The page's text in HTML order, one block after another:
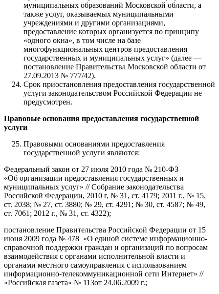
муниципальных образований Московской области, а
также услуг, оказываемых муниципальными
учреждениями и другими организациями,
предоставление которых организуется по принципу
«одного окна», в том числе на базе
многофункциональных центров предоставления
государственных и муниципальных услуг» (далее —
постановление Правительства Московской области от
27.09.2013 № 777/42).
Срок приостановления предоставления государственной
услуги законодательством Российской Федерации не
предусмотрен.
Правовые основания предоставления государственной
услуги
Правовыми основаниями предоставления
государственной услуги являются:
Федеральный закон от 27 июля 2010 года № 210-ФЗ
«Об организации предоставления государственных и
муниципальных услуг» // Собрание законодательства
Российской Федерации, 2010 г, № 31, ст. 4179; 2011 г., № 15,
ст. 2038; № 27, ст. 3880; № 29, ст. 4291; № 30, ст. 4587; № 49,
ст. 7061; 2012 г., № 31, ст. 4322);
постановление Правительства Российской Федерации от 15
июня 2009 года № 478 «О единой системе информационно-
справочной поддержки граждан и организаций по вопросам
взаимодействия с органами исполнительной власти и
органами местного самоуправления с использованием
информационно-телекоммуникационной сети Интернет» //
«Российская газета» № 113от 24.06.2009 г.;